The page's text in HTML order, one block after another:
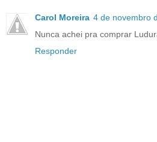
Carol Moreira 4 de novembro
Nunca achei pra comprar
Responder